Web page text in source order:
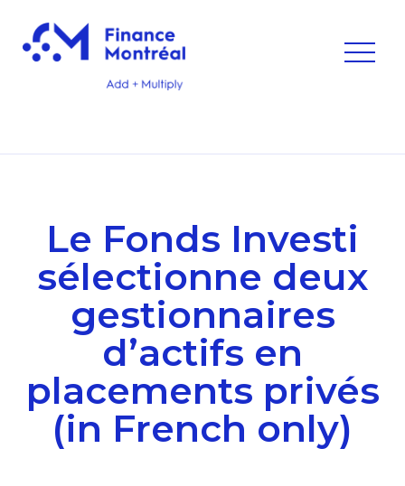
Le Fonds Investi
sélectionne deux
gestionnaires
d’actifs en
placements privés
(in French only)